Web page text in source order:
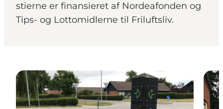
stierne er finansieret af Nordeafonden og
Tips- og Lottomidlerne til Friluftsliv.